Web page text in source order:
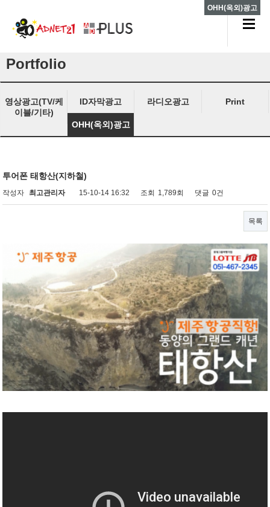
Portfolio
영상광고(TV/케
이블/기타)
ID자막광고 라디오광고 Print
OHH(옥외)광고
OHH(옥외)광고
투어폰 태항산(지하철)
작성자 최고관리자 15-10-14 16:32 조회 1,789회 댓글 0건
목록